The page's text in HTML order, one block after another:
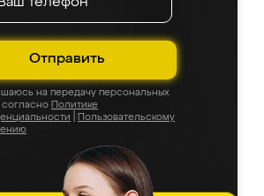
Отправить
на передачу персональных
согласно Политике
Пользовательскому